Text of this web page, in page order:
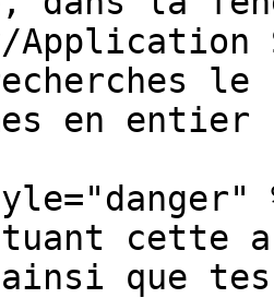
le
en entier
cette
que